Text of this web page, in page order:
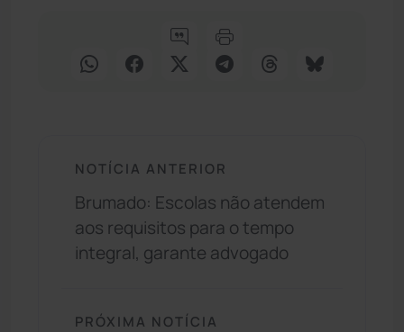
NOTÍCIA ANTERIOR
Brumado: Escolas não atendem
aos requisitos para o tempo
integral, garante advogado
PRÓXIMA NOTÍCIA